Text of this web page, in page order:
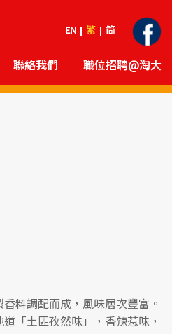
EN 繁 简
聯絡我們 職位招聘@淘大
料調配而成，風味層次豐富。
「土匪孜然味」，香辣惹味，